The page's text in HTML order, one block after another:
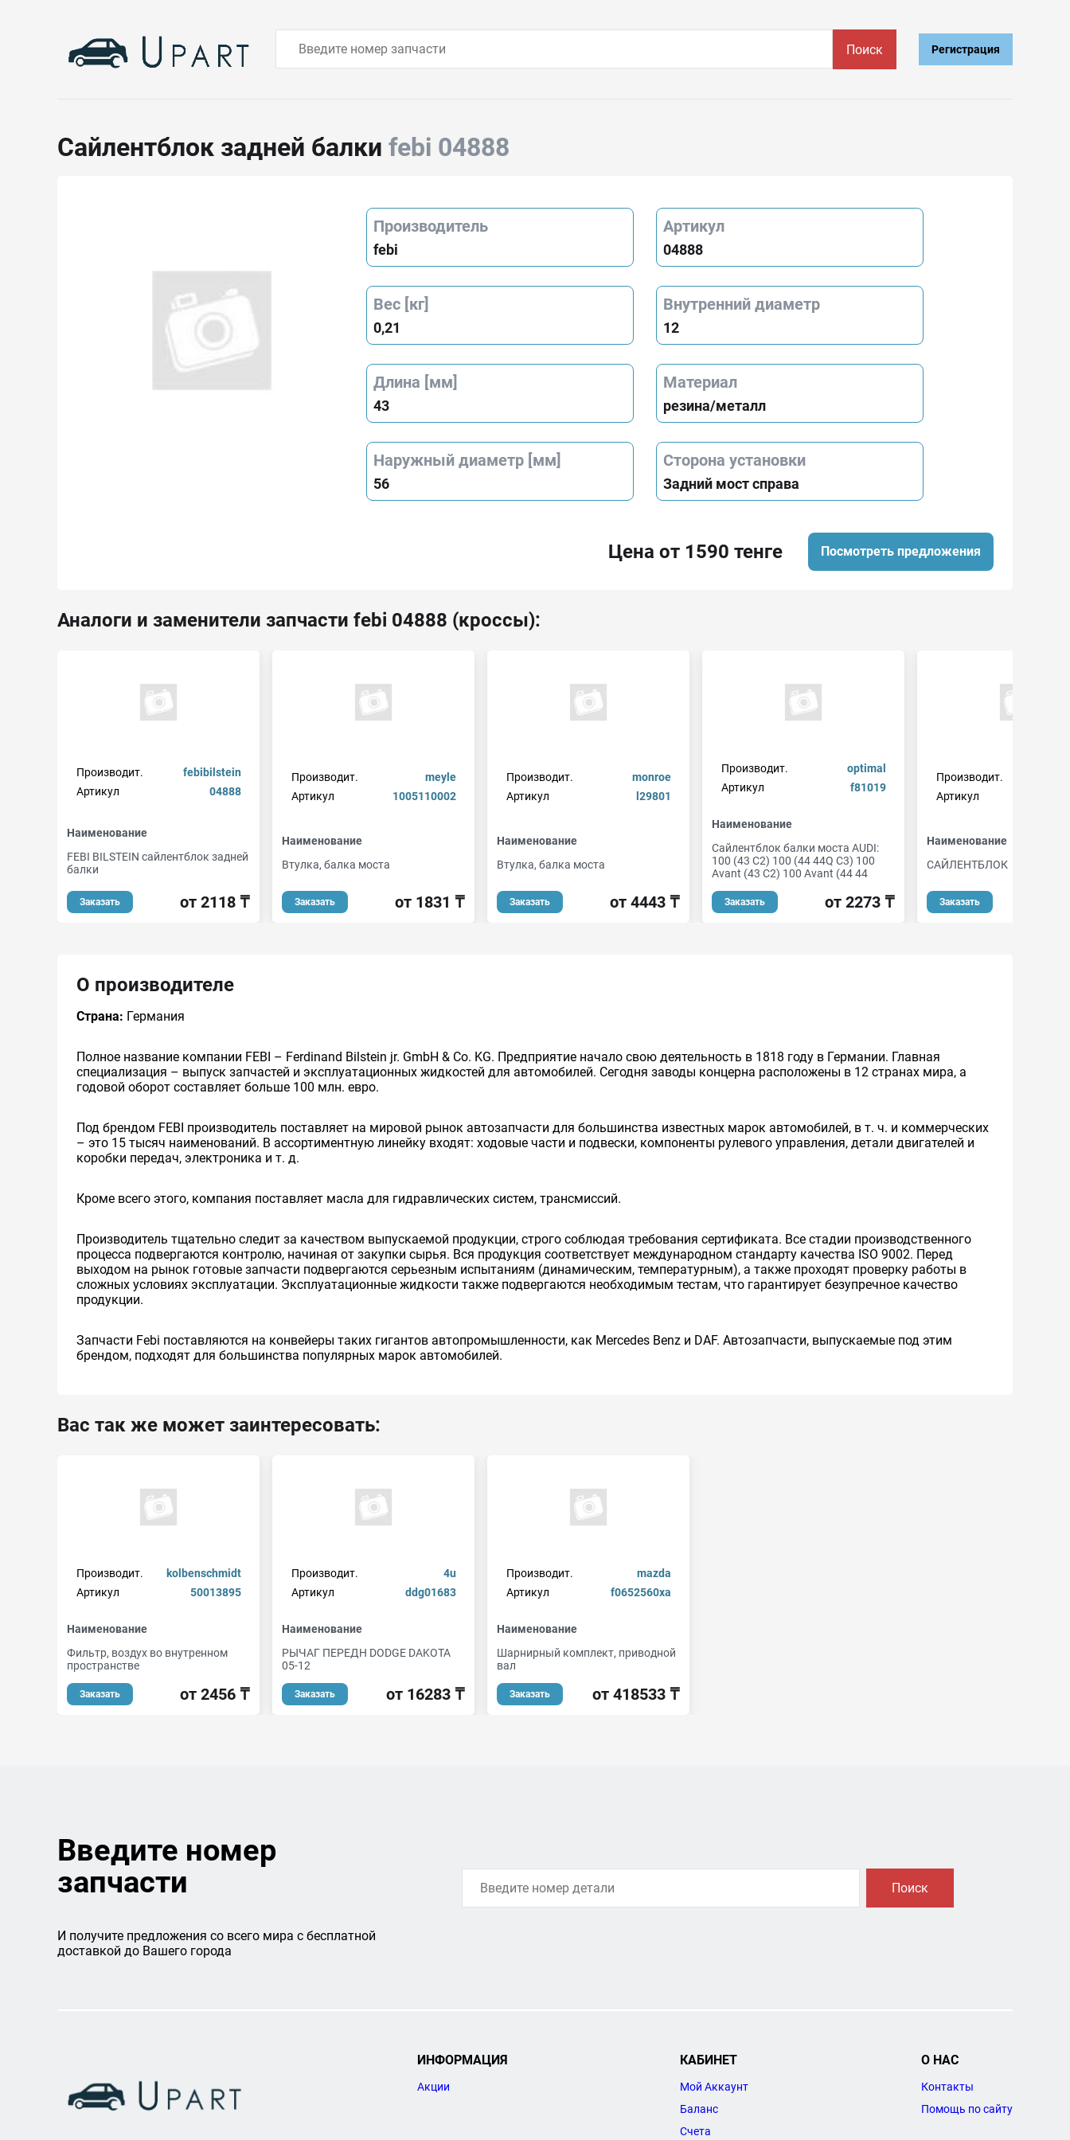
Поиск Регистрация
Сайлентблок задней балки febi 04888
Производитель
febi
Артикул
04888
Вес [кг]
0,21
Внутренний диаметр
12
Длина [мм]
43
Материал
резина/металл
Наружный диаметр [мм]
56
Сторона установки
Задний мост справа
Цена от 1590 тенге Посмотреть предложения
Аналоги и заменители запчасти febi 04888 (кроссы):
Производит.
febibilstein
Артикул
04888
Наименование
FEBI BILSTEIN сайлентблок задней
балки
Заказать от 2118 ₸
Производит.
meyle
Артикул
1005110002
Наименование
Втулка, балка моста
Заказать от 1831 ₸
Производит.
monroe
Артикул
l29801
Наименование
Втулка, балка моста
Заказать от 4443 ₸
Производит.
optimal
Артикул
f81019
Наименование
Сайлентблок балки моста AUDI:
100 (43 C2) 100 (44 44Q C3) 100
Avant (43 C2) 100 Avant (44 44
Заказать от 2273 ₸
Производит.
Артикул
Наименование
САЙЛЕНТБЛОК
Заказать
О производителе
Страна: Германия
Полное название компании FEBI – Ferdinand Bilstein jr. GmbH & Co. KG. Предприятие начало свою деятельность в 1818 году в Германии. Главная
специализация – выпуск запчастей и эксплуатационных жидкостей для автомобилей. Сегодня заводы концерна расположены в 12 странах мира, а
годовой оборот составляет больше 100 млн. евро.
Под брендом FEBI производитель поставляет на мировой рынок автозапчасти для большинства известных марок автомобилей, в т. ч. и коммерческих
– это 15 тысяч наименований. В ассортиментную линейку входят: ходовые части и подвески, компоненты рулевого управления, детали двигателей и
коробки передач, электроника и т. д.
Кроме всего этого, компания поставляет масла для гидравлических систем, трансмиссий.
Производитель тщательно следит за качеством выпускаемой продукции, строго соблюдая требования сертификата. Все стадии производственного
процесса подвергаются контролю, начиная от закупки сырья. Вся продукция соответствует международном стандарту качества ISO 9002. Перед
выходом на рынок готовые запчасти подвергаются серьезным испытаниям (динамическим, температурным), а также проходят проверку работы в
сложных условиях эксплуатации. Эксплуатационные жидкости также подвергаются необходимым тестам, что гарантирует безупречное качество
продукции.
Запчасти Febi поставляются на конвейеры таких гигантов автопромышленности, как Mercedes Benz и DAF. Автозапчасти, выпускаемые под этим
брендом, подходят для большинства популярных марок автомобилей.
Вас так же может заинтересовать:
Производит.
kolbenschmidt
Артикул
50013895
Наименование
Фильтр, воздух во внутренном
пространстве
Заказать от 2456 ₸
Производит.
4u
Артикул
ddg01683
Наименование
РЫЧАГ ПЕРЕДН DODGE DAKOTA
05-12
Заказать от 16283 ₸
Производит.
mazda
Артикул
f0652560xa
Наименование
Шарнирный комплект, приводной
вал
Заказать от 418533 ₸
Введите номер
запчасти
И получите предложения со всего мира с бесплатной
доставкой до Вашего города
Поиск
ИНФОРМАЦИЯ
Акции
КАБИНЕТ
Мой Аккаунт
Баланс
Счета
О НАС
Контакты
Помощь по сайту